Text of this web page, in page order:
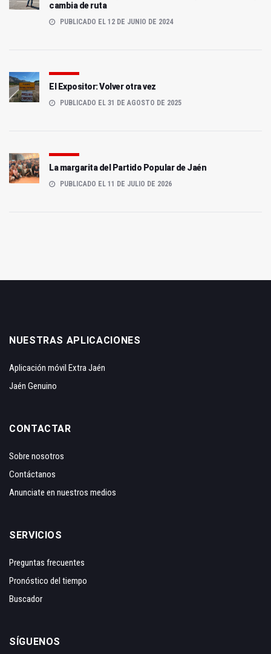
cambia de ruta
PUBLICADO EL 12 DE JUNIO DE 2024
El Expositor: Volver otra vez
PUBLICADO EL 31 DE AGOSTO DE 2025
La margarita del Partido Popular de Jaén
PUBLICADO EL 11 DE JULIO DE 2026
NUESTRAS APLICACIONES
Aplicación móvil Extra Jaén
Jaén Genuino
CONTACTAR
Sobre nosotros
Contáctanos
Anunciate en nuestros medios
SERVICIOS
Preguntas frecuentes
Pronóstico del tiempo
Buscador
SÍGUENOS